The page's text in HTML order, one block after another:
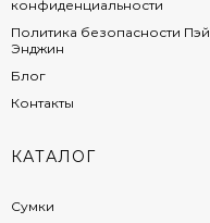
конфиденциальности
Политика безопасности Пэй
Энджин
Блог
Контакты
КАТАЛОГ
Сумки